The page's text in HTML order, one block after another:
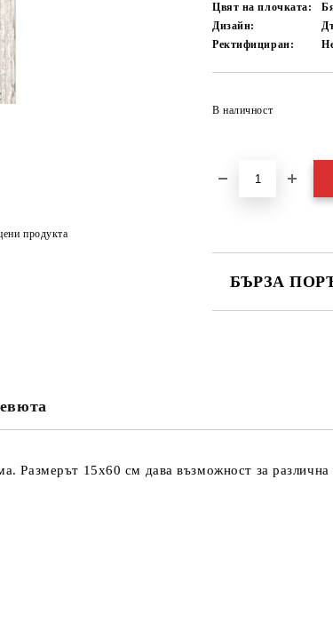
Цвят на плочката:
Дизайн:
Ректифициран:
В наличност
БЪРЗА
продукта
Размерът 15х60 см дава възможност за